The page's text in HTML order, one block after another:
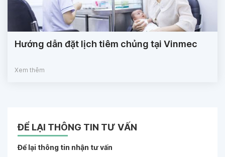
Hướng dẫn đặt lịch tiêm chủng tại Vinmec
Xem thêm
ĐỂ LẠI THÔNG TIN TƯ VẤN
Để lại thông tin nhận tư vấn